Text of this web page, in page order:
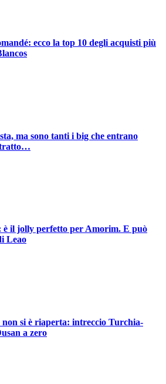
ecco la top 10 degli acquisti più
ma sono tanti i big che entrano
il jolly perfetto per Amorim. E può
Leao
si è riaperta: intreccio Turchia-
a zero